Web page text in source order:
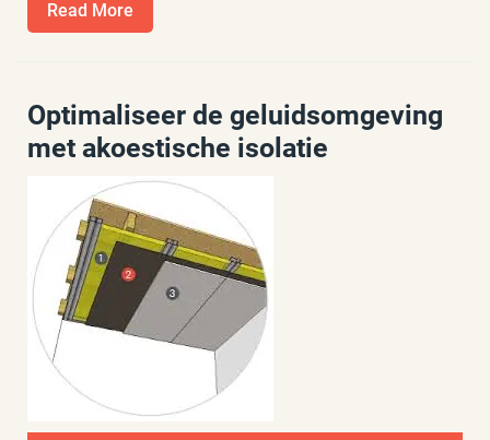
Read More
More
Optimaliseer de geluidsomgeving
met akoestische isolatie